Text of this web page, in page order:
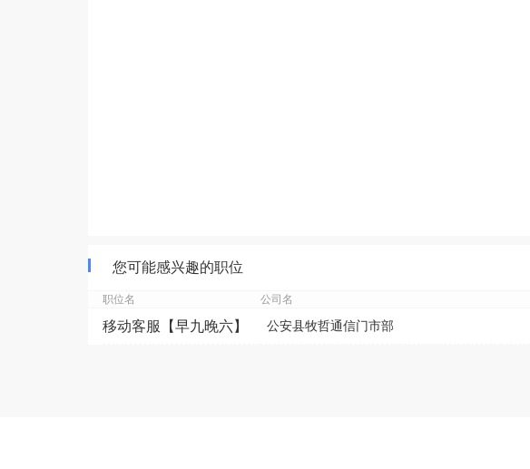
您可能感兴趣的职位
职位名 公司名
移动客服【早九晚六】 公安县牧哲通信门市部